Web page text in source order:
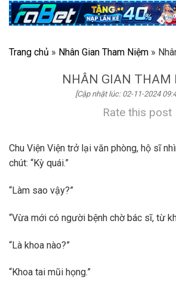
Trang chủ » Nhân Gian Tham Niệm »
NHÂN GIAN THAM
[Cập nhật lúc: 02-11-2024
Rate this post
Chu Viện Viện trở lại văn phòng, hộ sĩ
chút: “Kỳ quái.”
“Làm sao vậy?”
“Vừa mới có người bệnh chờ bác sĩ, từ
“Là khoa nào?”
“Khoa tai mũi họng.”